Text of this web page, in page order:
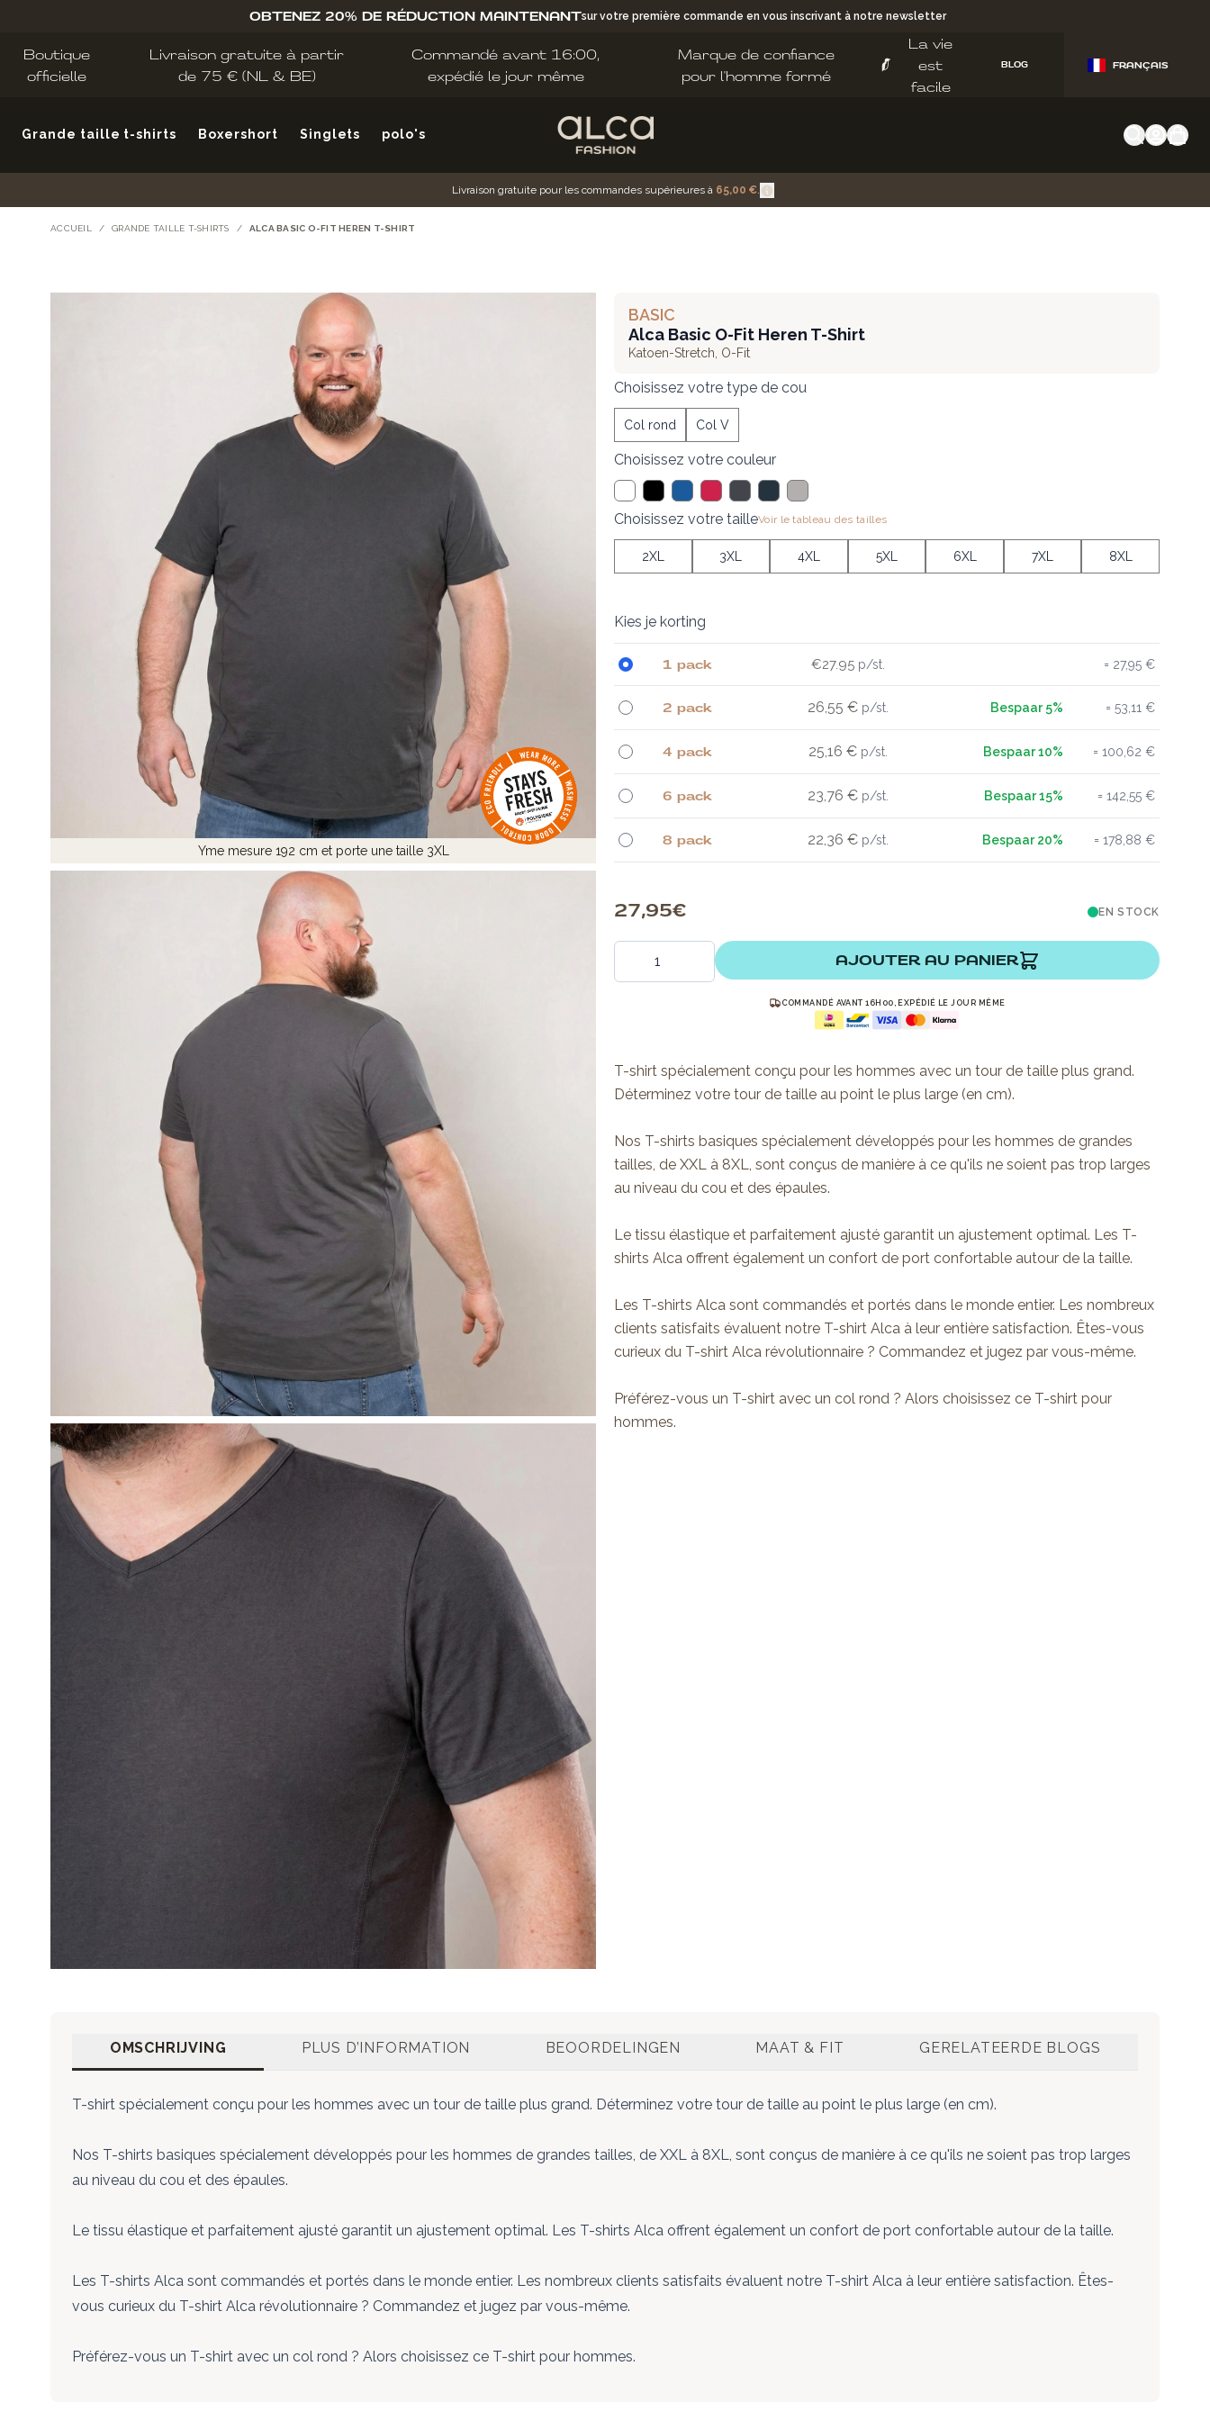
OBTENEZ 20% DE RÉDUCTION MAINTENANTsur votre première commande en vous inscrivant à notre newsletter
Boutique
officielle
Livraison gratuite à partir
de 75 € (NL & BE)
Commandé avant 16:00,
expédié le jour même
Marque de confiance
pour l'homme formé
La vie
est
facile
BLOG FRANÇAIS
Grande taille t-shirts Boxershort Singlets polo's
Livraison gratuite pour les commandes supérieures à 65,00 €.
ACCUEIL / GRANDE TAILLE T-SHIRTS / ALCA BASIC O-FIT HEREN T-SHIRT
Yme mesure 192 cm et porte une taille 3XL
BASIC
Alca Basic O-Fit Heren T-Shirt
Katoen-Stretch O-Fit
Choisissez votre type de cou
Col rond Col V
Choisissez votre couleur
Choisissez votre tailleVoir le tableau des tailles
2XL 3XL 4XL 5XL 6XL 7XL 8XL
Kies je korting
1 pack €27.95 27,95 €
2 pack 26,55 € 53,11 €
4 pack 25,16 € 100,62 €
6 pack 23,76 € 142,55 €
8 pack 22,36 € 178,88 €
27,95 € EN STOCK
Quantité AJOUTER AU PANIER
COMMANDÉ AVANT 16H00, EXPÉDIÉ LE JOUR MÊME
T-shirt spécialement conçu pour les hommes avec un tour de taille plus grand.
Déterminez votre tour de taille au point le plus large (en cm).
Nos T-shirts basiques spécialement développés pour les hommes de grandes
tailles, de XXL à 8XL, sont conçus de manière à ce qu'ils ne soient pas trop larges
au niveau du cou et des épaules.
Le tissu élastique et parfaitement ajusté garantit un ajustement optimal. Les T-
shirts Alca offrent également un confort de port confortable autour de la taille.
Les T-shirts Alca sont commandés et portés dans le monde entier. Les nombreux
clients satisfaits évaluent notre T-shirt Alca à leur entière satisfaction. Êtes-vous
curieux du T-shirt Alca révolutionnaire ? Commandez et jugez par vous-même.
Préférez-vous un T-shirt avec un col rond ? Alors choisissez ce T-shirt pour
hommes.
OMSCHRIJVING PLUS D’INFORMATION BEOORDELINGEN MAAT & FIT GERELATEERDE BLOGS
T-shirt spécialement conçu pour les hommes avec un tour de taille plus grand. Déterminez votre tour de taille au point le plus large (en cm).
Nos T-shirts basiques spécialement développés pour les hommes de grandes tailles, de XXL à 8XL, sont conçus de manière à ce qu'ils ne soient pas trop larges
au niveau du cou et des épaules.
Le tissu élastique et parfaitement ajusté garantit un ajustement optimal. Les T-shirts Alca offrent également un confort de port confortable autour de la taille.
Les T-shirts Alca sont commandés et portés dans le monde entier. Les nombreux clients satisfaits évaluent notre T-shirt Alca à leur entière satisfaction. Êtes-
vous curieux du T-shirt Alca révolutionnaire ? Commandez et jugez par vous-même.
Préférez-vous un T-shirt avec un col rond ? Alors choisissez ce T-shirt pour hommes.